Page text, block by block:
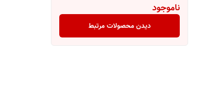
ناموجود
دیدن محصولات مرتبط